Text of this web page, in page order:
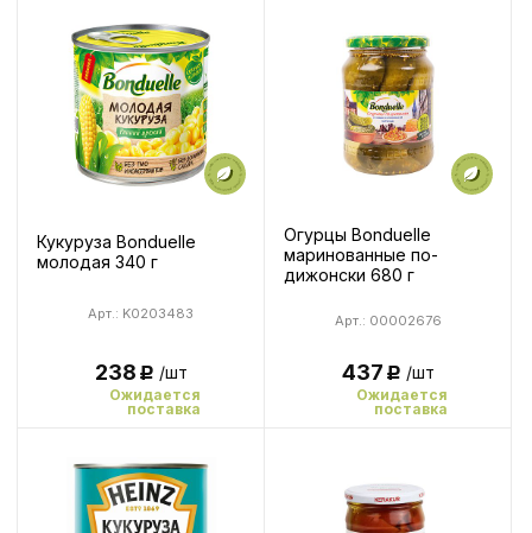
Кукуруза Bonduelle
молодая 340 г
Арт.: K0203483
238Р /шт
Ожидается
поставка
Огурцы Bonduelle
маринованные по-
дижонски 680 г
Арт.: 00002676
437Р /шт
Ожидается
поставка